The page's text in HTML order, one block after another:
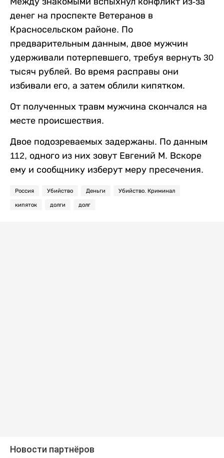
денег на проспекте Ветеранов в
Красносельском районе. По
предварительным данным, двое мужчин
удерживали потерпевшего, требуя вернуть 30
тысяч рублей. Во время расправы они
избивали его, а затем облили кипятком.
От полученных травм мужчина скончался на
месте происшествия.
Двое подозреваемых задержаны. По данным
112, одного из них зовут Евгений М. Вскоре
ему и сообщнику изберут меру пресечения.
Россия Убийство Деньги Убийство. Криминал
кипяток долги долг